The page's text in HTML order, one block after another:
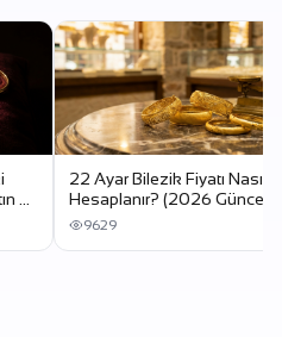
mı
22 Ayar Bilezik Fiyatı Nasıl
Hesaplanır? (2026 Güncel
Rehber)
9629